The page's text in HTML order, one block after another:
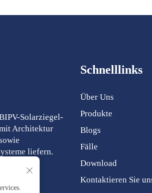
Solarziegel-
Architektur
liefern.
Schnelllinks
Über Uns
Produkte
Blogs
Fälle
Download
Kontaktieren Sie